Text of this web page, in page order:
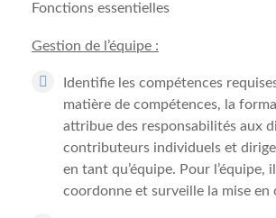
Fonctions essentielles
Gestion de l’équipe :
Identifie les compétences
matière de compétences, la
attribue des responsabilités aux
contributeurs individuels et
en tant qu’équipe. Pour l’équipe,
coordonne et surveille la mise en